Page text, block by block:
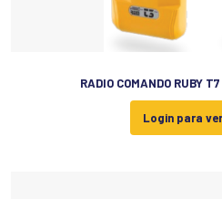
RADIO COMANDO RUBY
Login para